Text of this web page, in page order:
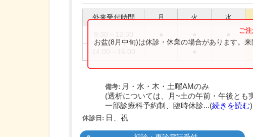
外来受付時間 月 火 水
お盆(8月中旬)は休診・休業の場合があります。
備考: 月・水・木・土曜AMのみ
(透析については、月~土の午前・午後とも
一部診療科予約制、臨時休診...(続きを読む)
休診日: 日、祝